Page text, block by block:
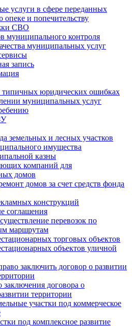
услуги в сфере переданных
и попечительству
СВО
муниципального контроля
муниципальных услуг
запись
юридических ошибках
муниципальных услуг
земельных и лесных участков
имущества
казны
компаний для
домов
домов за счет средств фонда
конструкций
соглашения
перевозок по
маршрутам
торговых объектов
объектов уличной
заключить договор о развитии
заключения договора о
территории
участки под коммерческое
под комплексное развитие